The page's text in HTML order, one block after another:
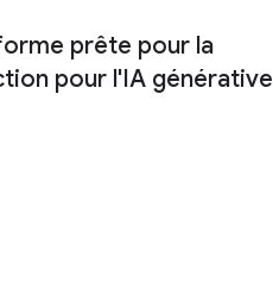
prête pour la
pour l'IA générative